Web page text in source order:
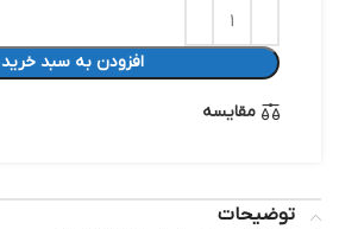
افزودن به سبد خرید
مقایسه
توضیحات